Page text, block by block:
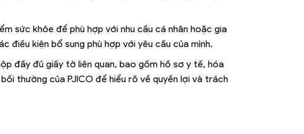
sức khỏe để phù hợp với nhu cầu cá nhân hoặc gia
điều kiện bổ sung phù hợp với yêu cầu của mình.
đầy đủ giấy tờ liên quan, bao gồm hồ sơ y tế, hóa
thường của PJICO để hiểu rõ về quyền lợi và trách